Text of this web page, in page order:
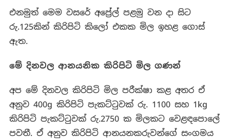
එනමුත් මෙම වසරේ අප්‍රේල් පළමු වන දා සිට
රු.125කින් කිරිපිටි කිලෝ එකක මිල ඉහළ ගොස්
ඇත.
මේ දිනවල ආනයනික කිරිපිටි මිල ගණන්
අප මේ දිනවල කිරිපිටි මිල පරීක්ෂා කළ අතර ඒ
අනුව 400g කිරිපිටි පැකට්ටුවක් රු. 1100 සහ 1kg
කිරිපිටි පැකට්ටුවක් රු.2750 ක මිලකට වෙළඳපොලේ
පවතී. ඒ අනුව කිරිපිටි ආනයනකරුවන්ගේ සංගමය